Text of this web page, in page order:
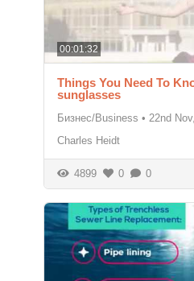
00:01:32
Things You Need To
sunglasses
Бизнес/Business • 22nd
Charles Heidt
4899 0 0